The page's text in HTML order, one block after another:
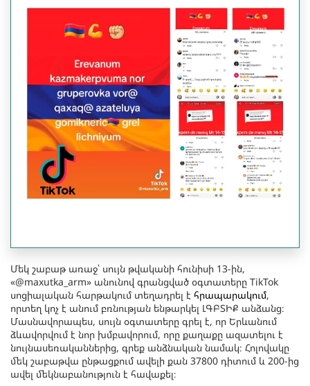
Մեկ շաբաթ առաջ՝ սույն թվականի հունիսի 13-ին,
«@maxutka_arm» անունով գրանցված օգտատերը TikTok
սոցիալական հարթակում տեղադրել է հրապարակում,
որտեղ կոչ է անում բռնության ենթարկել ԼԳԲՏԻՔ անձանց։
Մասնավորապես, սույն օգտատերը գրել է, որ Երևանում
ձևավորվում է նոր խմբավորում, որը քաղաքը ազատելու է
նույնասեռականներից, գրեք անձնական նամակ։ Հոլովակը
մեկ շաբաթվա ընթացքում ավելի քան 37800 դիտում և 200-ից
ավել մեկնաբանություն է հավաքել։